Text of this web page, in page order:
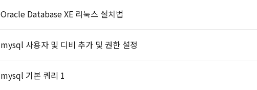
Oracle Database XE 리눅스 설치법
mysql 사용자 및 디비 추가 및 권한 설정
mysql 기본 쿼리 1